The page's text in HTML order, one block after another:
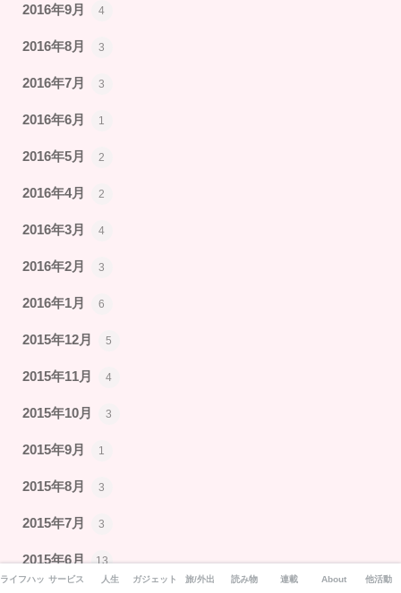
2016年9月 4
2016年8月 3
2016年7月 3
2016年6月 1
2016年5月 2
2016年4月 2
2016年3月 4
2016年2月 3
2016年1月 6
2015年12月 5
2015年11月 4
2015年10月 3
2015年9月 1
2015年8月 3
2015年7月 3
2015年6月 13
ライフハックサービス 人生 ガジェット 旅/外出 読み物 連載 About 他活動